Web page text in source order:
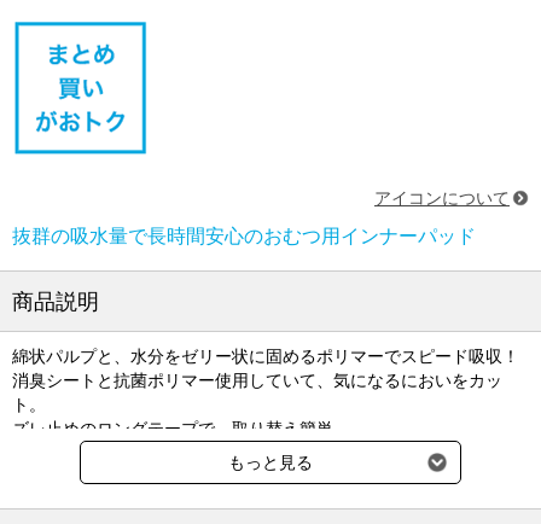
アイコンについて
抜群の吸水量で長時間安心のおむつ用インナーパッド
商品説明
綿状パルプと、水分をゼリー状に固めるポリマーでスピード吸収！
消臭シートと抗菌ポリマー使用していて、気になるにおいをカッ
ト。
ズレ止めのロングテープで、取り替え簡単。
M、L、3Lサイズは立体ギャザー付き。
もっと見る